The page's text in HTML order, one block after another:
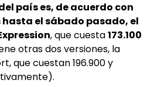
país es, de acuerdo con
el sábado pasado, el
, que cuesta173.100
otras dos versiones, la
que cuestan 196.900 y